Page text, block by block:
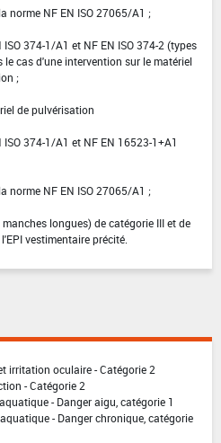
norme NF EN ISO 27065/A1 ;
374-1/A1 et NF EN ISO 374-2 (types
le cas d'une intervention sur le matériel
;
de pulvérisation
374-1/A1 et NF EN 16523-1+A1
norme NF EN ISO 27065/A1 ;
longues) de catégorie III et de
vestimentaire précité.
irritation oculaire - Catégorie 2
- Catégorie 2
- Danger aigu, catégorie 1
- Danger chronique, catégorie